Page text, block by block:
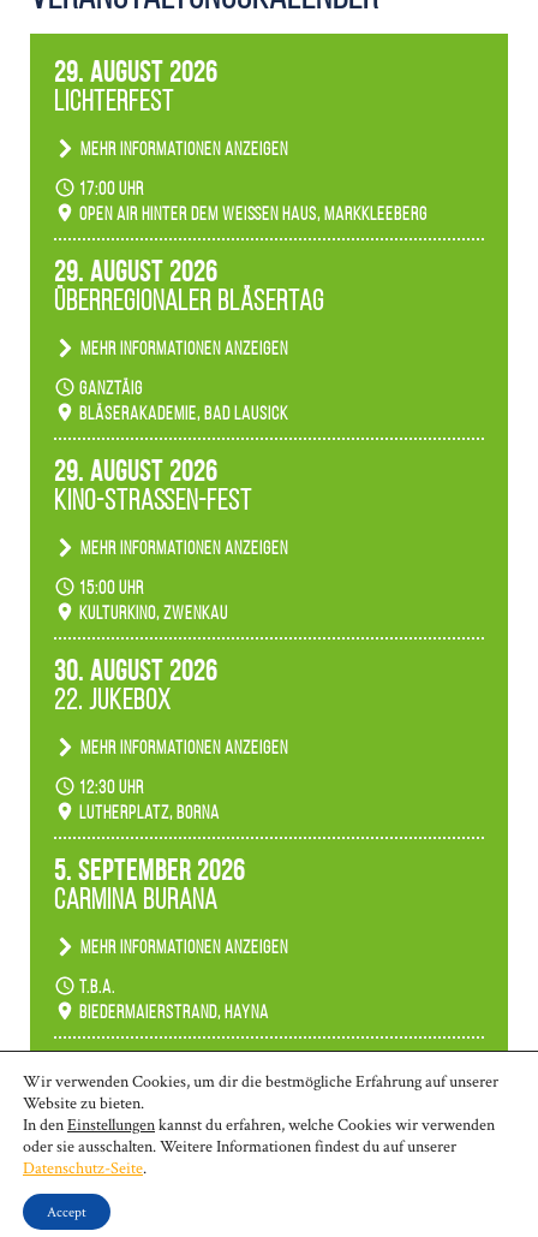
29. August 2026
Lichterfest
Mehr Informationen anzeigen
Becherlichter, Fackeln und Lichtinstallationen
verwandeln den agra-Park in einen farbigen
Märchenwald, der bei jedem Rundgang einen
Ambiente gibt es ein leuchtendes Konzert
unserer Fachbereiche.
17:00 Uhr
Open Air hinter dem weißen Haus, Markkleeberg
29. August 2026
Überregionaler Bläsertag
Mehr Informationen anzeigen
Teilnahme der Bläserklassen.
ganztäig
Bläserakademie, Bad Lausick
29. August 2026
Kino-Straßen-Fest
Mehr Informationen anzeigen
Konzert unserer Zwenkauer Schüler und
Schülerinnen zum Fest des Kulturkinos.
15:00 Uhr
Kulturkino, Zwenkau
30. August 2026
22. Jukebox
Mehr Informationen anzeigen
Anlässlicher der 775-Jahrfeier der Stadt Borna
spielen wir noch einmal unser aktuelles
Jukeboxprogramm zum Stadtfest.
12:30 Uhr
Lutherplatz, Borna
5. September 2026
Carmina Burana
Mehr Informationen anzeigen
Tanztheater der Quertänzer Borna.
t.b.a.
Biedermaierstrand, Hayna
Mehr Termine anzeigen
© 2026 | Borna: 03433-26 970 | Markkleeberg: 0341-35 80 463 | Wurzen:
03425-90 58 10
Wir verwenden Cookies, um dir die bestmögliche Erfahrung auf unserer
Website zu bieten.
In denEinstellungenkannst du erfahren, welche Cookies wir verwenden
oder sie ausschalten. Weitere Informationen findest du auf unserer
Datenschutz-Seite.
Accept